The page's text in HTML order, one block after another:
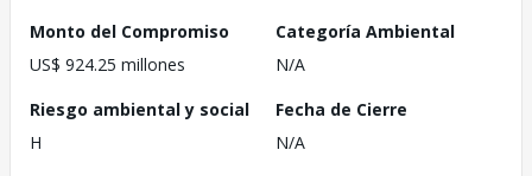
Monto del Compromiso
US$ 924.25 millones
Categoría Ambiental
N/A
Riesgo ambiental y social
H
Fecha de Cierre
N/A